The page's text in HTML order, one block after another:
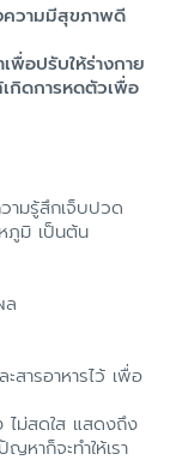
วามมีสุขภาพดี
อปรับให้ร่างกาย
กิดการหดตัวเพื่อ
ามรู้สึกเจ็บปวด
ภูมิ เป็นต้น
ล
สารอาหารไว้ เพื่อ
ม่สดใส แสดงถึง
หาก็จะทำให้เรา